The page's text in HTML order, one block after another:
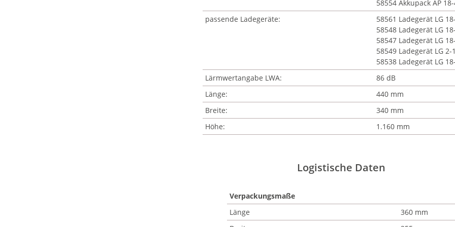
58554 Akkupack AP
passende Ladegeräte:
58561 Ladegerät LG
58548 Ladegerät LG
58547 Ladegerät LG
58549 Ladegerät LG 2-
58538 Ladegerät LG
Lärmwertangabe LWA:
86 dB
Länge:
440 mm
Breite:
340 mm
Höhe:
1.160 mm
Logistische Daten
Verpackungsmaße
Länge
360 mm